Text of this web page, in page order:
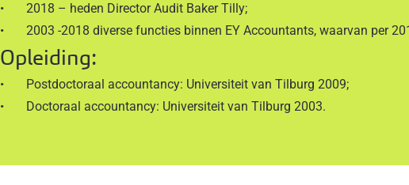
• 2018 – heden Director Audit Baker Tilly;
• 2003 -2018 diverse functies binnen EY Accountants, waarvan per
Opleiding:
• Postdoctoraal accountancy: Universiteit van Tilburg 2009;
• Doctoraal accountancy: Universiteit van Tilburg 2003.